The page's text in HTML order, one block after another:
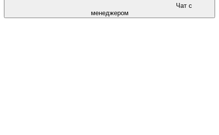
Чат с
менеджером